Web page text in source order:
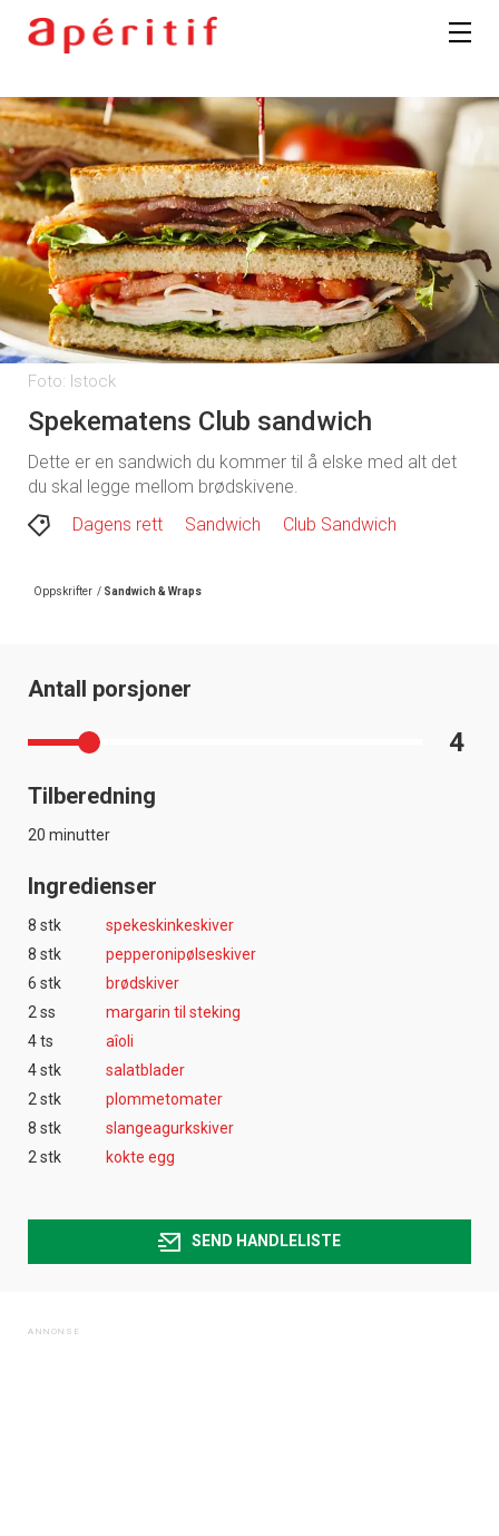
Foto: Istock
Spekematens Club sandwich
Dette er en sandwich du kommer til å elske med alt det
du skal legge mellom brødskivene.
Dagens rett
Sandwich Club Sandwich
Oppskrifter / Sandwich & Wraps
Antall porsjoner
4
Tilberedning
20 minutter
Ingredienser
8 stk
spekeskinkeskiver
8 stk
pepperonipølseskiver
6 stk
brødskiver
2 ss
margarin til steking
4 ts
aîoli
4 stk
salatblader
2 stk
plommetomater
8 stk
slangeagurkskiver
2 stk
kokte egg
SEND HANDLELISTE